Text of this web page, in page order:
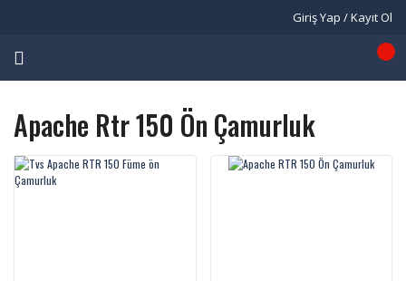
Giriş Yap / Kayıt Ol
Apache Rtr 150 Ön Çamurluk